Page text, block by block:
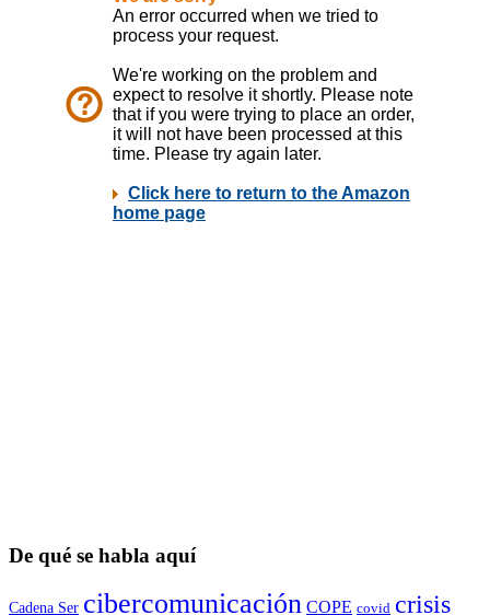
De qué se habla aquí
Cadena Ser cibercomunicación COPE covid crisis